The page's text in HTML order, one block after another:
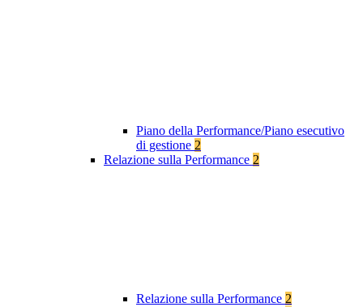
Piano della Performance/Piano esecutivo
di gestione 2
Relazione sulla Performance 2
Relazione sulla Performance 2